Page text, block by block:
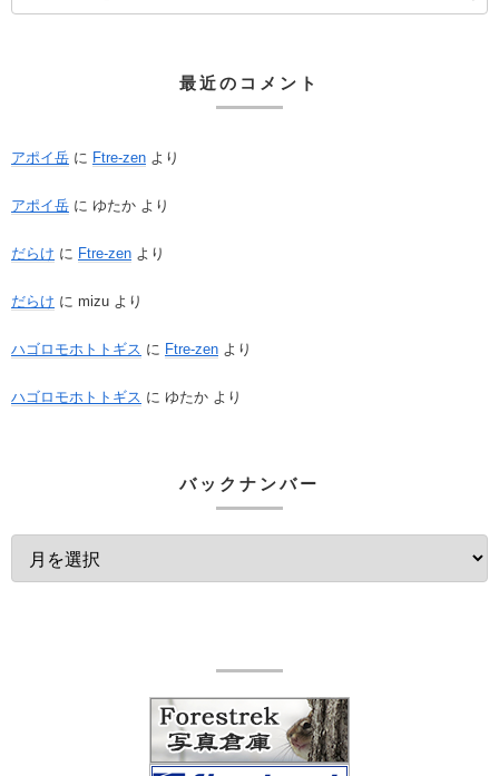
最近のコメント
アポイ岳 に Ftre-zen より
アポイ岳 に ゆたか より
だらけ に Ftre-zen より
だらけ に mizu より
ハゴロモホトトギス に Ftre-zen より
ハゴロモホトトギス に ゆたか より
バックナンバー